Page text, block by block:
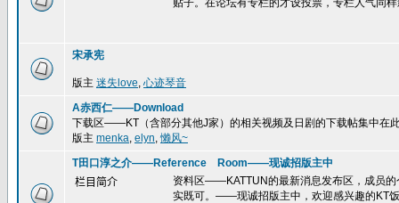
贴子。在论坛有专栏的才设投票，专栏人气同
宋承宪
版主 迷失love, 心迹琴音
A赤西仁——Download
下载区——KT（含部分其他J家）的相关视频及日剧的下载帖集中在
版主 menka, elyn,懒风~
T田口淳之介——Reference Room——现诚招版主中
栏目简介
资料区——KATTUN的最新消息发布区，成员的
实既可。——现诚招版主中，欢迎感兴趣的KT